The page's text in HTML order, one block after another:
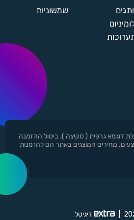
שמשוניות
דוגמא גרפית ( סקיצה ). ביטול ההזמנה
מחירים המוצגים באתר הם להזמנות
דיגיטל